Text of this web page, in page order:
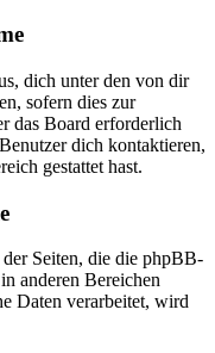
dich unter den von dir
sofern dies zur
das Board erforderlich
dich kontaktieren,
gestattet hast.
Seiten, die die phpBB-
anderen Bereichen
Daten verarbeitet, wird